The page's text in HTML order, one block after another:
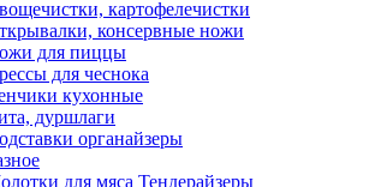
картофелечистки
консервные ножи
для пиццы
для чеснока
кухонные
дуршлаги
органайзеры
для мяса Тендерайзеры